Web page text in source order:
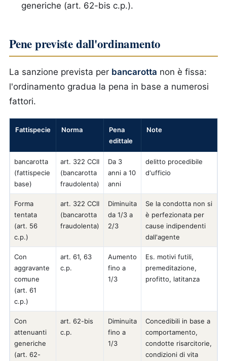
generiche (art. 62-bis c.p.).
Pene previste dall'ordinamento
La sanzione prevista per bancarotta non è fissa:
l'ordinamento gradua la pena in base a numerosi
fattori.
Fattispecie Norma
Pena
edittale
Note
bancarotta
(fattispecie
base)
art. 322 CCII
(bancarotta
fraudolenta)
Da 3
anni a 10
anni
delitto procedibile
d'ufficio
Forma
tentata
(art. 56
c.p.)
art. 322 CCII
(bancarotta
fraudolenta)
Diminuita
da 1/3 a
2/3
Se la condotta non si
è perfezionata per
cause indipendenti
dall'agente
Con
aggravante
comune
(art. 61
c.p.)
art. 61, 63
c.p.
Aumento
fino a
1/3
Es. motivi futili,
premeditazione,
profitto, latitanza
Con
attenuanti
generiche
(art. 62-
art. 62-bis
c.p.
Diminuita
fino a
1/3
Concedibili in base a
comportamento,
condotte risarcitorie,
condizioni di vita